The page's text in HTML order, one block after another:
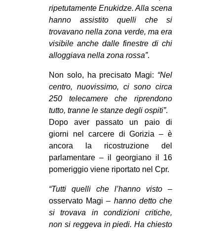
ripetutamente Enukidze. Alla scena
hanno assistito quelli che si
trovavano nella zona verde, ma era
visibile anche dalle finestre di chi
alloggiava nella zona rossa”.
Non solo, ha precisato Magi: “Nel
centro, nuovissimo, ci sono circa
250 telecamere che riprendono
tutto, tranne le stanze degli ospiti”.
Dopo aver passato un paio di
giorni nel carcere di Gorizia – è
ancora la ricostruzione del
parlamentare – il georgiano il 16
pomeriggio viene riportato nel Cpr.
“Tutti quelli che l’hanno visto –
osservato Magi – hanno detto che
si trovava in condizioni critiche,
non si reggeva in piedi. Ha chiesto